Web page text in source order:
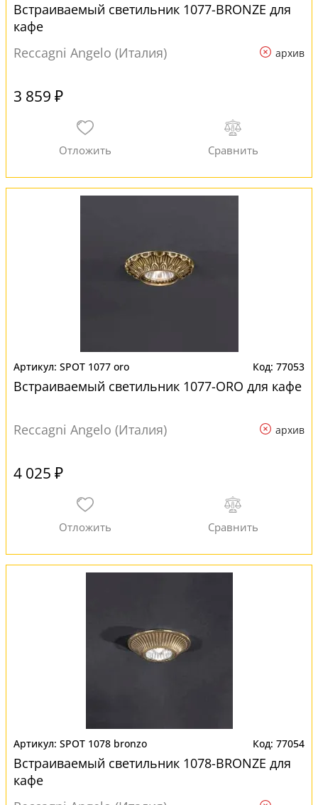
Встраиваемый светильник 1077-BRONZE для
кафе
Reccagni Angelo (Италия)
архив
3 859 ₽
SPOT 1077 oro 77053
Встраиваемый светильник 1077-ORO для кафе
Reccagni Angelo (Италия) архив
4 025 ₽
SPOT 1078 bronzo 77054
Встраиваемый светильник 1078-BRONZE для
кафе